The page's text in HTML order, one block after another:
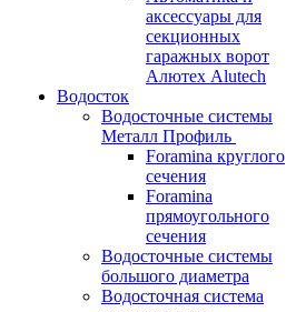
аксессуары для
секционных
гаражных ворот
Алютех Alutech
Водосток
Водосточные системы
Металл Профиль
Foramina круглого
сечения
Foramina
прямоугольного
сечения
Водосточные системы
большого диаметра
Водосточная система